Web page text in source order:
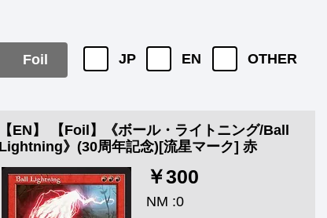
Foil JP EN OTHER
【EN】 【Foil】《ボール・ライトニング/Ball
Lightning》(30周年記念)[流星マーク] 赤
￥300
NM :0